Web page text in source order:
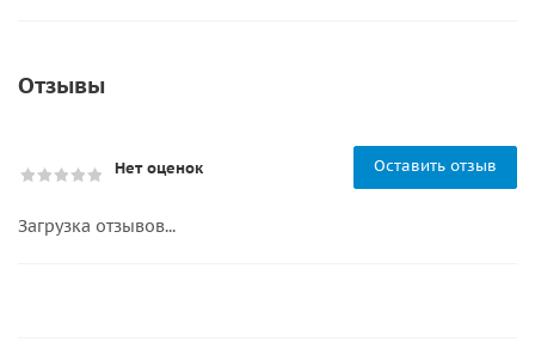
Отзывы
Нет оценок Оставить отзыв
Загрузка отзывов...